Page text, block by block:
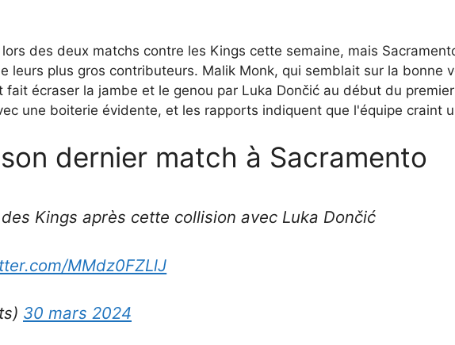
des deux matchs contre les Kings cette semaine, mais
leurs plus gros contributeurs. Malik Monk, qui semblait sur la bonne
écraser la jambe et le genou par Luka Dončić au début du
une boiterie évidente, et les rapports indiquent que l'équipe craint
dernier match à Sacramento
Kings après cette collision avec Luka Dončić
MMdz0FZLlJ
30 mars 2024